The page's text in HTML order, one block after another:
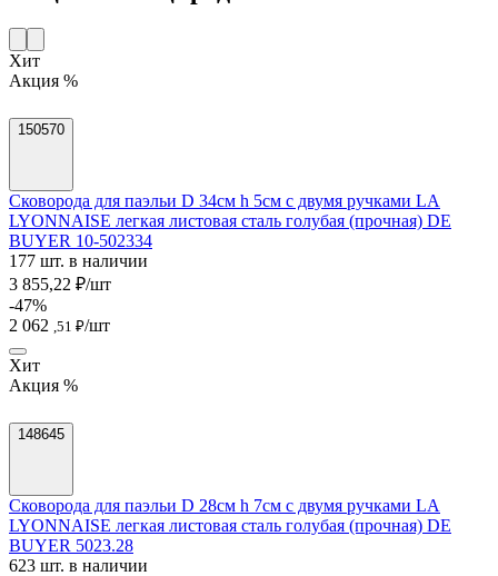
Хит
Акция %
150570
Сковорода для паэльи D 34см h 5см с двумя ручками LA
LYONNAISE легкая листовая сталь голубая (прочная) DE
BUYER 10-502334
177 шт. в наличии
3 855,22 ₽/шт
-47%
2 062 ,51 ₽/шт
Хит
Акция %
148645
Сковорода для паэльи D 28см h 7см с двумя ручками LA
LYONNAISE легкая листовая сталь голубая (прочная) DE
BUYER 5023.28
623 шт. в наличии